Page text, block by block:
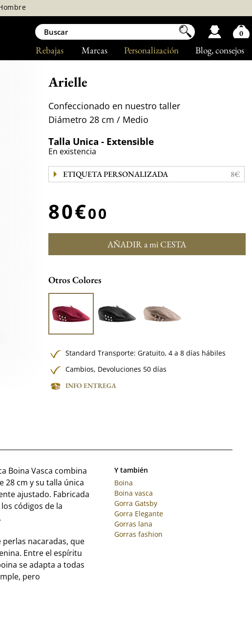
Blog, consejos
Personalización
Marcas
Rebajas
Arielle
Confeccionado en nuestro taller
Diámetro 28 cm / Medio
Talla Unica - Extensible
En existencia
ETIQUETA PERSONALIZADA 8€
80€00
AÑADIR a mi CESTA
Otros Colores
Standard Transporte:Gratuito,4 a 8 días hábiles
Cambios, Devoluciones 50 días
INFO ENTREGA
Boina Vasca combina
28 cm y su talla única
ajustado. Fabricada
códigos de la
nacaradas, que
Entre el espíritu
se adapta a todas
pero
Y también
Boina
Boina vasca
Gorra Gatsby
Gorra Elegante
Gorras lana
Gorras fashion
0